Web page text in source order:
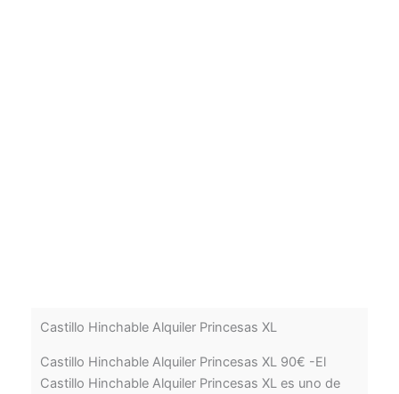
Castillo Hinchable Alquiler Princesas XL
Castillo Hinchable Alquiler Princesas XL 90€ -El
Castillo Hinchable Alquiler Princesas XL es uno de